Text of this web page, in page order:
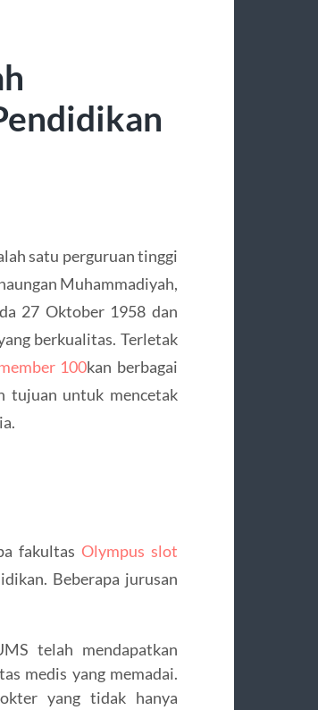
satu perguruan tinggi
Muhammadiyah,
27 Oktober 1958 dan
berkualitas. Terletak
100kan berbagai
tujuan untuk mencetak
fakultas Olympus slot
Beberapa jurusan
telah mendapatkan
medis yang memadai.
yang tidak hanya